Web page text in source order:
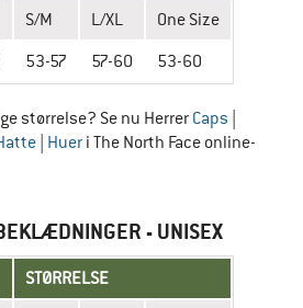
S/M L/XL One Size
53-57 57-60 53-60
størrelse? Se nu Herrer Caps
Huer i The North Face online-
- UNISEX
STØRRELSE